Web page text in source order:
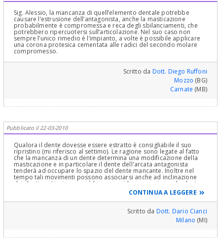
Sig. Alessio, la mancanza di quell’elemento dentale potrebbe
causare l’estrusione dell’antagonista, anche la masticazione
probabilmente è compromessa e reca degli sbilanciamenti, che
potrebbero ripercuotersi sull’articolazione. Nel suo caso non
sempre l’unico rimedio è l’impianto, a volte è possibile applicare
una corona protesica cementata alle radici del secondo molare
compromesso.
Scritto da Dott. Diego Ruffoni
Mozzo (BG)
Carnate (MB)
Pubblicato il 22-03-2010
Qualora il dente dovesse essere estratto è consigliabile il suo
ripristino (mi riferisco al settimo). Le ragione sono legate al fatto
che la mancanza di un dente determina una modificazione della
masticazione e in particolare il dente dell'arcata antagonista
tenderà ad occupare lo spazio del dente mancante. Inoltre nel
tempo tali movimenti possono associarsi anche ad inclinazione
dei denti contigui, per cui è bene considerare ogni singolo dente
come facente parte di un apparato, quello stomatognatico, e
perchè questo possa funzionare correttamente è necessario il
perfetto equilibrio dato da ogni singolo elemento. Cordialmente
CONTINUA A LEGGERE
Scritto da Dott. Dario Cianci
Milano (MI)